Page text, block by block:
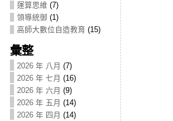
運算思維 (7)
領導統御 (1)
高師大數位自造教育 (15)
彙整
2026 年 八月 (7)
2026 年 七月 (16)
2026 年 六月 (9)
2026 年 五月 (14)
2026 年 四月 (14)